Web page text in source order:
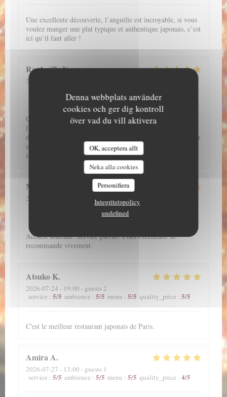
Denna webbplats använder
cookies och ger dig kontroll
över vad du vill aktivera
OK, acceptera allt
Neka alla cookies
Personifiera
Integritetspolicy
undefined
Une excellente découverte, l’anguille est incroyable, si vous
voulez manger une plat typique et authentique japonais, c’est
ici qu’il faut aller !
RaphaëlleY
2026-07-28
C'est un très bon restaurant. J'adore les anguilles donc il
fallait absolument que je teste ce restaurant et je ne suis pas
déçu !!! J'ai hâte d'y retourner !! Par ailleurs, j'ai pu réserver
en ligne. L'accueil et le service de l'ensemble de l'équipe est
impeccable !!
Megane
2026-07-28
- 19:30 - guests 2
:5/5 menu:5/5 quality_price
Accueil souriant. Service parfait. Plats excellents. Je
recommande vivement.
AtsukoK
2026-07-24 - 19:00 - guests 2
service : 5/5 ambience : 5/5 menu : 5/5 quality_price : 5/5
C'est le meilleur restaurant japonais de Paris.
AmiraA
2026-07-27 - 13:00 - guests 1
service : 5/5 ambience : 5/5 menu : 5/5 quality_price : 4/5